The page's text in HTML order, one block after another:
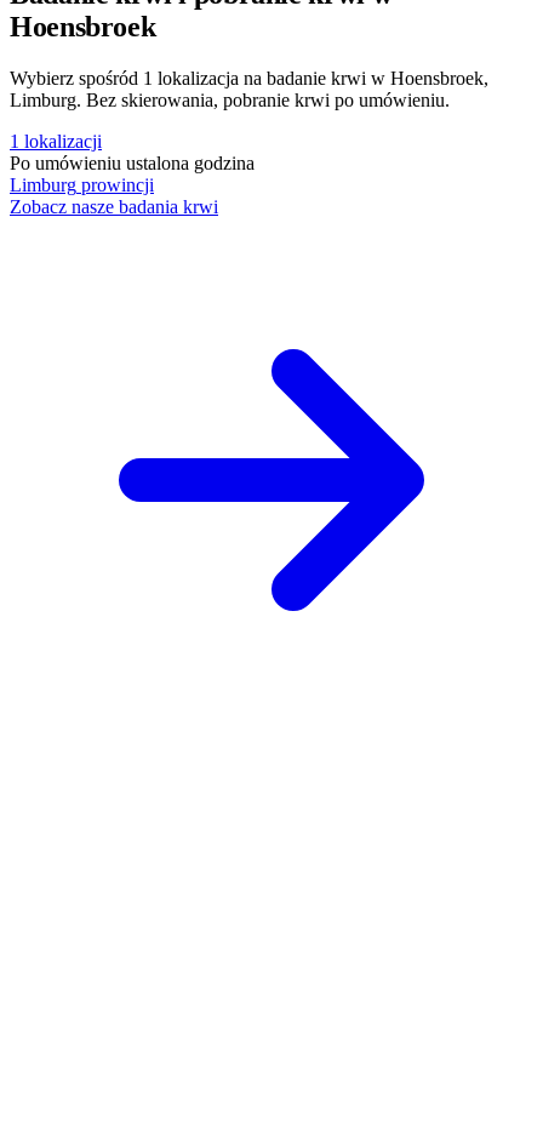
Hoensbroek
Wybierz spośród 1 lokalizacja na badanie krwi w Hoensbroek,
Limburg. Bez skierowania, pobranie krwi po umówieniu.
1 lokalizacji
Po umówieniu ustalona godzina
Limburg prowincji
Zobacz nasze badania krwi